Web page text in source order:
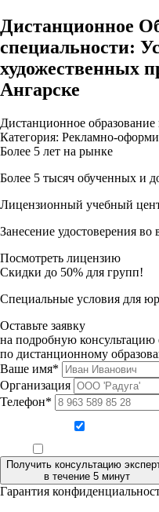
Дистанционное
специальности:
художественных
Ангарске
Дистанционное образование
Категория: Рекламно-
Более 5 лет на рынке
Более 5 тысяч обученных и
Лицензионный учебный
Занесение удостоверения во
Посмотреть лицензию
Скидки до 50% для групп!
Специальные условия для
Оставьте заявку
на подробную консультацию
по дистанционному
Ваше имя*
Организация
Телефон*
Получить консультацию
в течение 5 минут
Гарантия